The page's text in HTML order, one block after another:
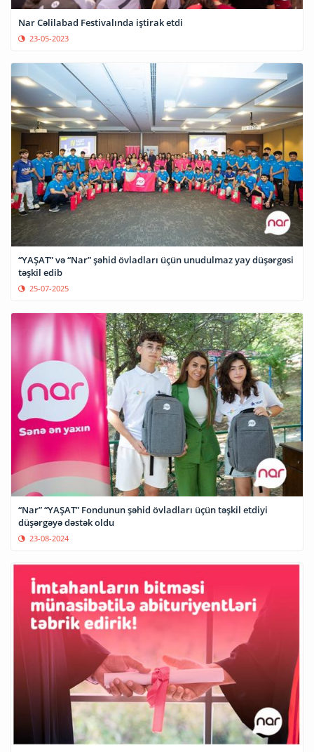
Nar Cəlilabad Festivalında iştirak etdi
23-05-2023
“YAŞAT” və “Nar” şəhid övladları üçün unudulmaz yay düşərgəsi
təşkil edib
25-07-2025
“Nar” “YAŞAT” Fondunun şəhid övladları üçün təşkil etdiyi
düşərgəyə dəstək oldu
23-08-2024